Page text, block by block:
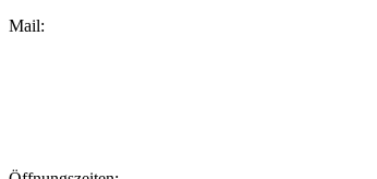
Mail: